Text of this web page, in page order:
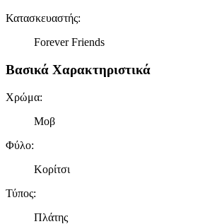
Κατασκευαστής:
Forever Friends
Βασικά Χαρακτηριστικά
Χρώμα:
Μοβ
Φύλο:
Κορίτσι
Τύπος:
Πλάτης